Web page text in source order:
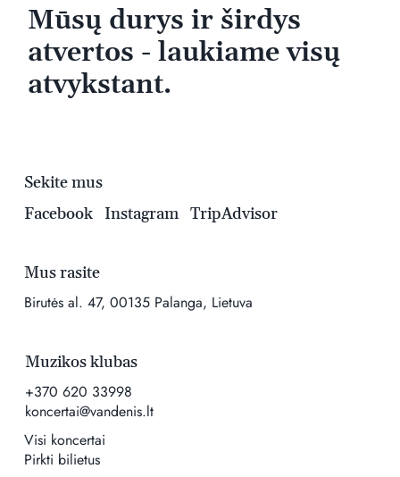
Mūsų durys ir širdys
atvertos - laukiame visų
atvykstant.
Mus rasite
Birutės al. 47, 00135 Palanga, Lietuva
Muzikos klubas
+370 620 33998
koncertai@vandenis.lt
Visi koncertai
Pirkti bilietus
Sekite mus
Facebook
Instagram TripAdvisor